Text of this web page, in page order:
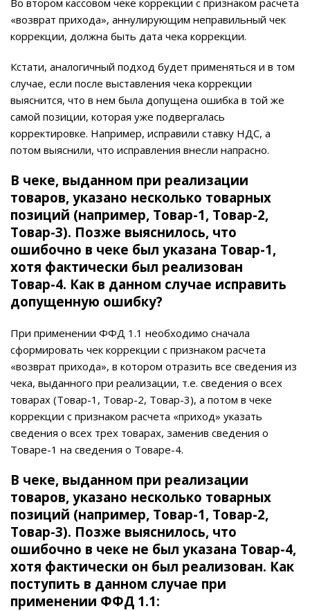
Во втором кассовом чеке коррекции с признаком расчета
«возврат прихода», аннулирующим неправильный чек
коррекции, должна быть дата чека коррекции.
Кстати, аналогичный подход будет применяться и в том
случае, если после выставления чека коррекции
выяснится, что в нем была допущена ошибка в той же
самой позиции, которая уже подвергалась
корректировке. Например, исправили ставку НДС, а
потом выяснили, что исправления внесли напрасно.
В чеке, выданном при реализации
товаров, указано несколько товарных
позиций (например, Товар-1, Товар-2,
Товар-3). Позже выяснилось, что
ошибочно в чеке был указана Товар-1,
хотя фактически был реализован
Товар-4. Как в данном случае исправить
допущенную ошибку?
При применении ФФД 1.1 необходимо сначала
сформировать чек коррекции с признаком расчета
«возврат прихода», в котором отразить все сведения из
чека, выданного при реализации, т.е. сведения о всех
товарах (Товар-1, Товар-2, Товар-3), а потом в чеке
коррекции с признаком расчета «приход» указать
сведения о всех трех товарах, заменив сведения о
Товаре-1 на сведения о Товаре-4.
В чеке, выданном при реализации
товаров, указано несколько товарных
позиций (например, Товар-1, Товар-2,
Товар-3). Позже выяснилось, что
ошибочно в чеке не был указана Товар-4,
хотя фактически он был реализован. Как
поступить в данном случае при
применении ФФД 1.1: